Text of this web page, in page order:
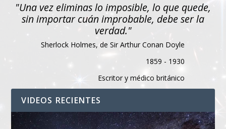
"Una vez eliminas lo imposible, lo que quede,
sin importar cuán improbable, debe ser la
verdad."
Sherlock Holmes, de Sir Arthur Conan Doyle
1859 - 1930
Escritor y médico británico
VIDEOS RECIENTES